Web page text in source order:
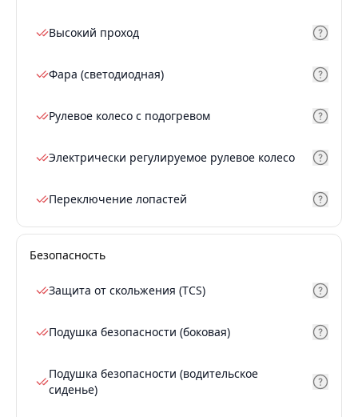
Высокий проход
Фара (светодиодная)
Рулевое колесо с подогревом
Электрически регулируемое рулевое колесо
Переключение лопастей
Безопасность
Защита от скольжения (TCS)
Подушка безопасности (боковая)
Подушка безопасности (водительское
сиденье)